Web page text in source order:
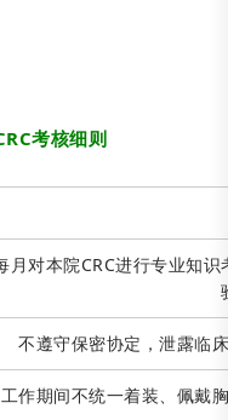
考核细则
月对本院CRC进行专业知
不遵守保密协定，泄露临
工作期间不统一着装、佩戴